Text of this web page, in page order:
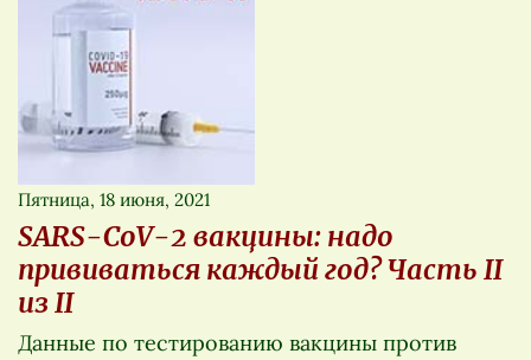
Пятница, 18 июня, 2021
SARS-CoV-2 вакцины: надо
прививаться каждый год? Часть II
из II
Данные по тестированию вакцины против